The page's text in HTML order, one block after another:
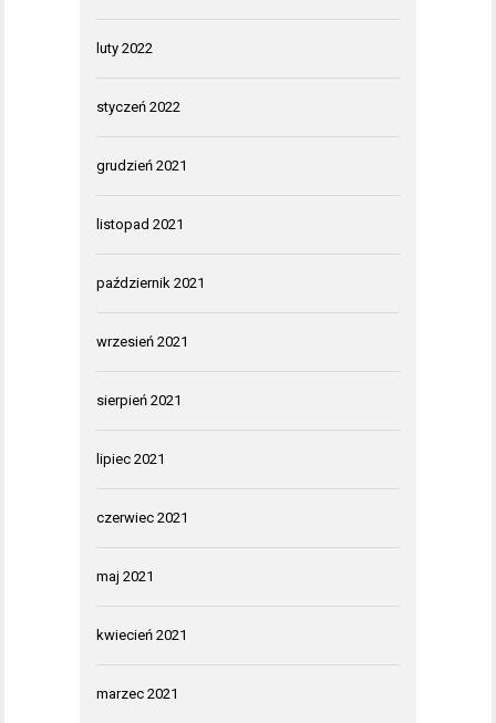
luty 2022
styczeń 2022
grudzień 2021
listopad 2021
październik 2021
wrzesień 2021
sierpień 2021
lipiec 2021
czerwiec 2021
maj 2021
kwiecień 2021
marzec 2021